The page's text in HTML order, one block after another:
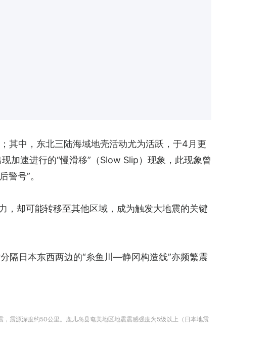
其中，东北三陆海域地壳活动尤为活跃，于4月更
加速进行的“慢滑移”（Slow Slip）现象，此现象曾
警号”。
，却可能转移至其他区域，成为触发大地震的关键
隔日本东西两边的“糸鱼川—静冈构造线”亦频繁震
震源深度约50公里。鹿儿岛县奄美地区地震震感强度为5级以上（日本地震